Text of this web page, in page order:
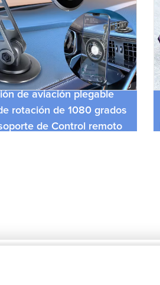
moda 3 articulaciones
de aviación plegable
rotación de 1080 grados
de Control remoto